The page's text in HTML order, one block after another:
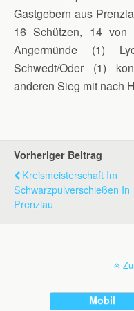
Gastgebern aus
16 Schützen, 14 von
Angermünde (1)
Schwedt/Oder (1)
anderen Sieg mit nach
Vorheriger Beitrag
Kreismeisterschaft Im
Schwarzpulverschießen In
Prenzlau
Mobil